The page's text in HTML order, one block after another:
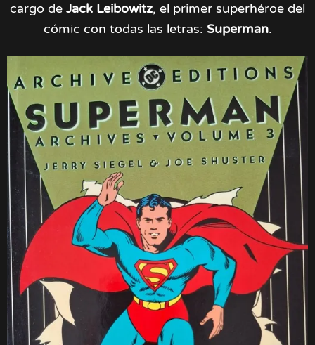
cargo de Jack Leibowitz, el primer superhéroe del
cómic con todas las letras: Superman.